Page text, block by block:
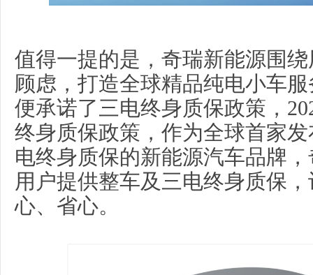
值得一提的是，奇瑞新能源围
顾虑，打造全球精品纯电小车
便承诺了三电终身质保政策，
终身质保政策，作为全球首家
电终身质保的新能源汽车品牌
用户提供整车及三电终身质保
心、省心。